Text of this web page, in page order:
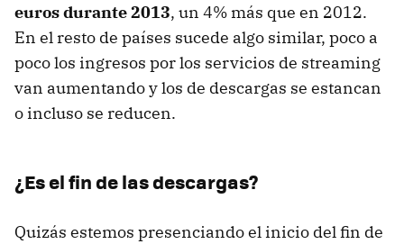
euros durante 2013, un 4% más que en 2012.
En el resto de países sucede algo similar, poco a
poco los ingresos por los servicios de streaming
van aumentando y los de descargas se estancan
o incluso se reducen.
¿Es el fin de las descargas?
Quizás estemos presenciando el inicio del fin de